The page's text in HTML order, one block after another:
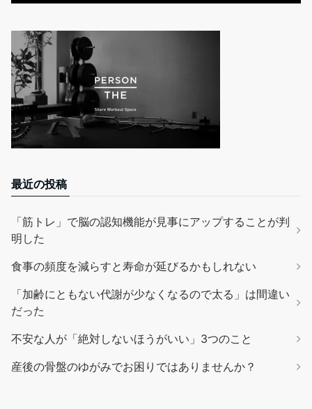
最近の投稿
「筋トレ」で脳の認知機能が見事にアップすることが判
明した
食事の頻度を減らすと寿命が延びるかもしれない
「加齢にともない代謝が少なくなるので太る」は間違い
だった
不安な人が「絶対しないほうがいい」3つのこと
産後の骨盤のゆがみでお困りではありませんか？